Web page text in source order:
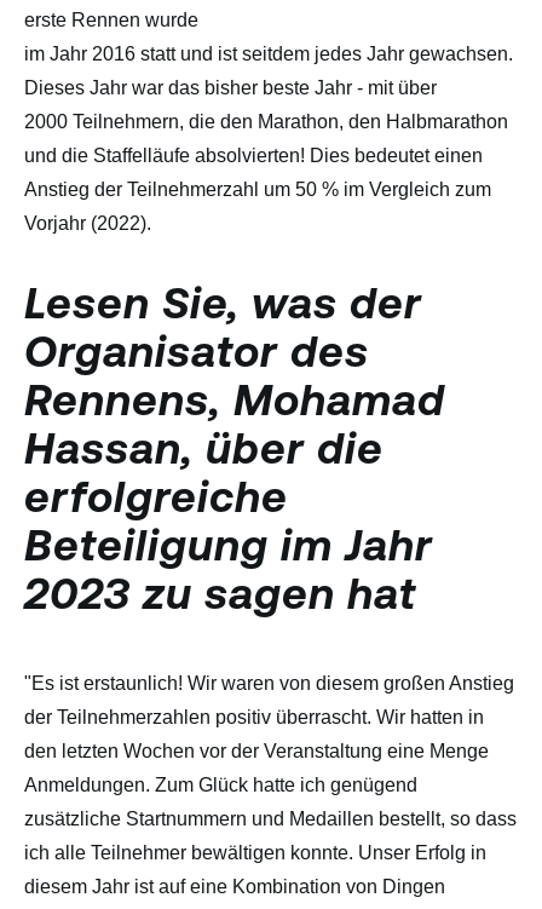
erste Rennen wurde
im Jahr 2016 statt und ist seitdem jedes Jahr gewachsen.
Dieses Jahr war das bisher beste Jahr - mit über
2000 Teilnehmern, die den Marathon, den Halbmarathon
und die Staffelläufe absolvierten! Dies bedeutet einen
Anstieg der Teilnehmerzahl um 50 % im Vergleich zum
Vorjahr (2022).
Lesen Sie, was der
Organisator des
Rennens, Mohamad
Hassan, über die
erfolgreiche
Beteiligung im Jahr
2023 zu sagen hat
"Es ist erstaunlich! Wir waren von diesem großen Anstieg
der Teilnehmerzahlen positiv überrascht. Wir hatten in
den letzten Wochen vor der Veranstaltung eine Menge
Anmeldungen. Zum Glück hatte ich genügend
zusätzliche Startnummern und Medaillen bestellt, so dass
ich alle Teilnehmer bewältigen konnte. Unser Erfolg in
diesem Jahr ist auf eine Kombination von Dingen